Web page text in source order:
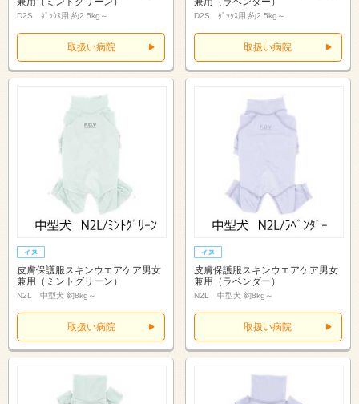
D2S ﾀﾞｯｸｽ用 約2.5kg～
取扱い病院
D2S ﾀﾞｯｸｽ用 約2.5kg～
取扱い病院
皮膚保護服スキンウエアケア男女
兼用（ミントグリーン）
N2L 中型犬 約8kg～
取扱い病院
皮膚保護服スキンウエアケア男女
兼用（ラベンダー）
N2L 中型犬 約8kg～
取扱い病院